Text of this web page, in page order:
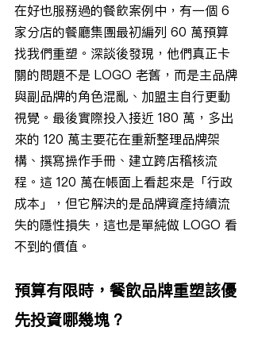
在好也服務過的餐飲案例中，有一個 6
家分店的餐廳集團最初編列 60 萬預算
找我們重塑。深談後發現，他們真正卡
關的問題不是 LOGO 老舊，而是主品牌
與副品牌的角色混亂、加盟主自行更動
視覺。最後實際投入接近 180 萬，多出
來的 120 萬主要花在重新整理品牌架
構、撰寫操作手冊、建立跨店稽核流
程。這 120 萬在帳面上看起來是「行政
成本」，但它解決的是品牌資產持續流
失的隱性損失，這也是單純做 LOGO 看
不到的價值。
預算有限時，餐飲品牌重塑該優
先投資哪幾塊？